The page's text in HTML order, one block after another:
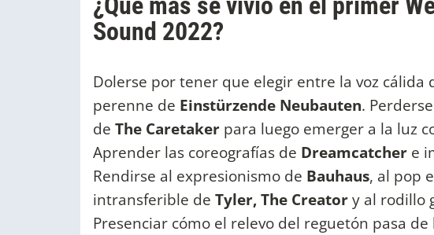
Sound 2022?
Dolerse por tener que elegir entre la voz cálida
perenne de Einstürzende Neubauten.
de The Caretaker para luego emerger a la luz
Aprender las coreografías de Dreamcatcher e
Rendirse al expresionismo de Bauhaus, al pop
intransferible de Tyler, The Creatory al rodillo
Presenciar cómo el relevo del reguetón pasa